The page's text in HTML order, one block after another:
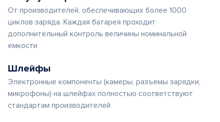
От производителей, обеспечивающих более 1000
циклов заряда. Каждая батарея проходит
дополнительный контроль величины номинальной
емкости
Шлейфы
Электронные компоненты (камеры, разъемы зарядки,
микрофоны) на шлейфах полностью соответствуют
стандартам производителей